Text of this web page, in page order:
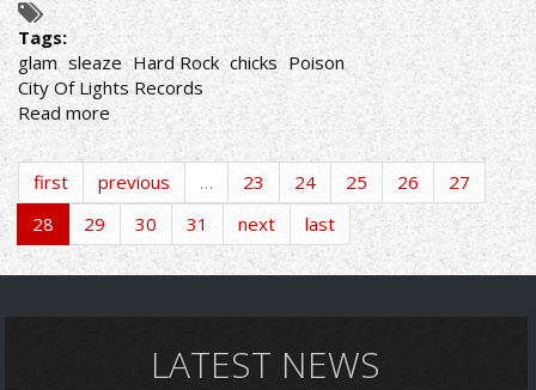
Tags:
glam sleaze Hard Rock chicks Poison
City Of Lights Records
Read more about
Ναζιάρικες
Λεοπάρδαλεις
first
previous … 23 24 25 26
27
28
29 30 31 next last
LATEST NEWS